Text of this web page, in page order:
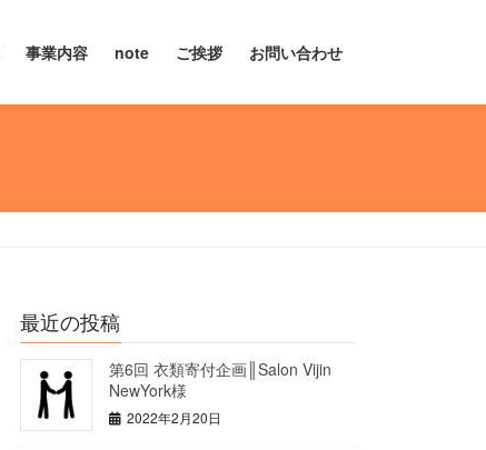
事業内容 note ご挨拶 お問い合わせ
最近の投稿
第6回 衣類寄付企画║Salon Vijin
NewYork様
2022年2月20日